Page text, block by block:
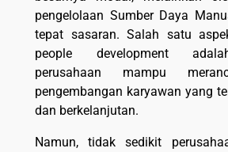
pengelolaan Sumber Daya
tepat sasaran. Salah satu
people development
perusahaan mampu
pengembangan karyawan yang
dan berkelanjutan.
Namun, tidak sedikit